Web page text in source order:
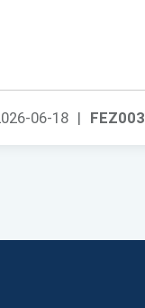
FEZ003
06-18 |